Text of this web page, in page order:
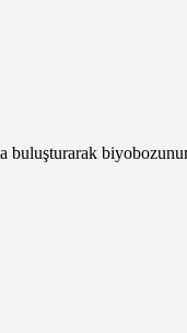
buluşturarak